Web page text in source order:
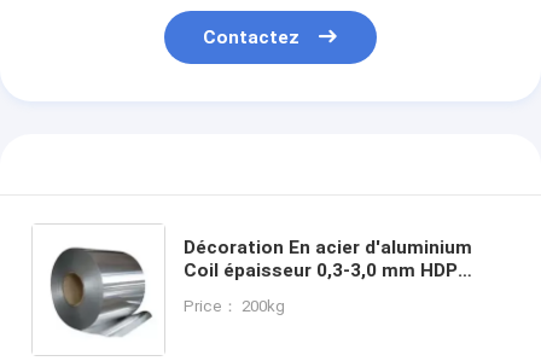
Contactez
Décoration En acier d'aluminium
Coil épaisseur 0,3-3,0 mm HDP
Price： 200kg